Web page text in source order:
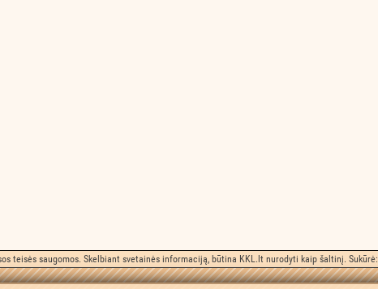
teisės saugomos. Skelbiant svetainės informaciją, būtina KKL.lt nurodyti kaip šaltinį. Sukūrė: